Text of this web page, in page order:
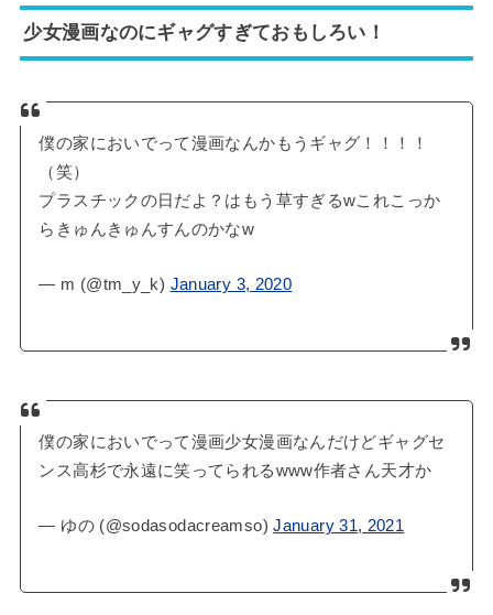
少女漫画なのにギャグすぎておもしろい！
僕の家においでって漫画なんかもうギャグ！！！！
（笑）
プラスチックの日だよ？はもう草すぎるwこれこっか
らきゅんきゅんすんのかなw
— m (@tm_y_k) January 3, 2020
僕の家においでって漫画少女漫画なんだけどギャグセ
ンス高杉で永遠に笑ってられるwww作者さん天才か
— ゆの (@sodasodacreamso)January 31, 2021